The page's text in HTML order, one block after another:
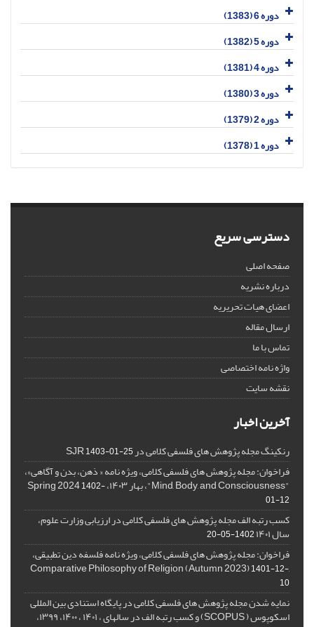
دوره 6 (1383)
دوره 5 (1382)
دوره 4 (1381)
دوره 3 (1380)
دوره 2 (1379)
دوره 1 (1378)
دسترسی سریع
صفحه اصلی
درباره نشریه
اعضای هیات تحریریه
ارسال مقاله
تماس با ما
واژه نامه اختصاصی
نقشه سایت
آخرین اخبار
رنکینگ مجله پژوهش های فلسفی کلامی در SJR1403-01-25
فراخوان: مجله پژوهش های فلسفی کلامی، ویژه نامه « ذهن، بدن و آگاهی»،
"Mind, Body, and Consciousness"، بهار ۱۴۰۳، Spring 2024
1402-
01-12
کسب رتبه الف مجله پژوهش های فلسفی کلامی در ارزیابی وزارت علوم،
سال ۱۴۰۱ 1402-05-20
فراخوان: مجله پژوهش های فلسفی کلامی، ویژه نامه فلسفه دین تطبیقی،
,Comparative Philosophy of Religion (Autumn 2023)
1401-12-
10
نمایه شدن مجله پژوهش های فلسفی کلامی در پایگاه استنادی بین المللی
اسکوپوس ( SCOPUS) و کسب رتبه الف در سالهای ، ۱۴۰۱ ، ۱۴۰۰، ۱۳۹۹،